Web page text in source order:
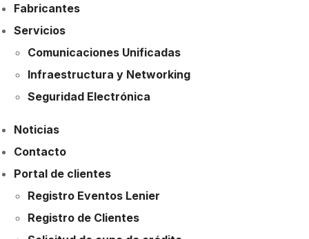
Fabricantes
Servicios
Comunicaciones Unificadas
Infraestructura y Networking
Seguridad Electrónica
Noticias
Contacto
Portal de clientes
Registro Eventos Lenier
Registro de Clientes